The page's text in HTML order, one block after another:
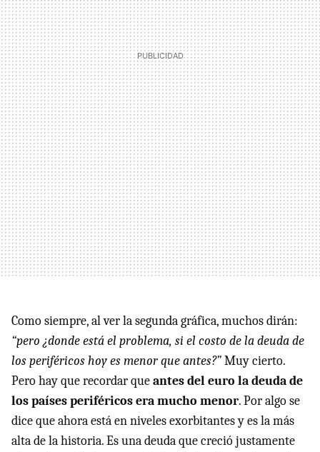
Como siempre, al ver la segunda gráfica, muchos dirán:
“pero ¿donde está el problema, si el costo de la deuda de
los periféricos hoy es menor que antes?”Muy cierto.
Pero hay que recordar queantes del euro la deuda de
los países periféricos era mucho menor. Por algo se
dice que ahora está en niveles exorbitantes y es la más
alta de la historia. Es una deuda que creció justamente